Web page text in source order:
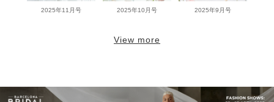
2025年11月号 2025年10月号 2025年9月号
View more